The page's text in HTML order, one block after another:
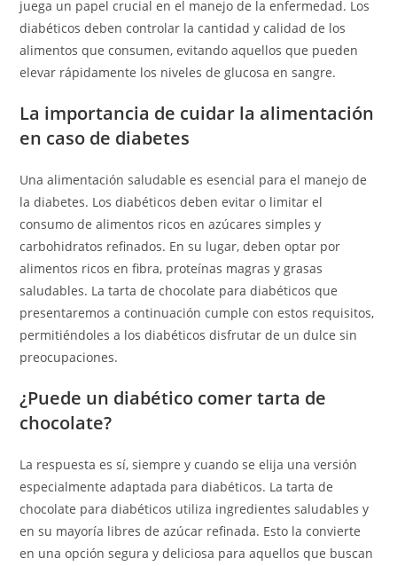
juega un papel crucial en el manejo de la enfermedad. Los
diabéticos deben controlar la cantidad y calidad de los
alimentos que consumen, evitando aquellos que pueden
elevar rápidamente los niveles de glucosa en sangre.
La importancia de cuidar la alimentación
en caso de diabetes
Una alimentación saludable es esencial para el manejo de
la diabetes. Los diabéticos deben evitar o limitar el
consumo de alimentos ricos en azúcares simples y
carbohidratos refinados. En su lugar, deben optar por
alimentos ricos en fibra, proteínas magras y grasas
saludables. La tarta de chocolate para diabéticos que
presentaremos a continuación cumple con estos requisitos,
permitiéndoles a los diabéticos disfrutar de un dulce sin
preocupaciones.
¿Puede un diabético comer tarta de
chocolate?
La respuesta es sí, siempre y cuando se elija una versión
especialmente adaptada para diabéticos. La tarta de
chocolate para diabéticos utiliza ingredientes saludables y
en su mayoría libres de azúcar refinada. Esto la convierte
en una opción segura y deliciosa para aquellos que buscan